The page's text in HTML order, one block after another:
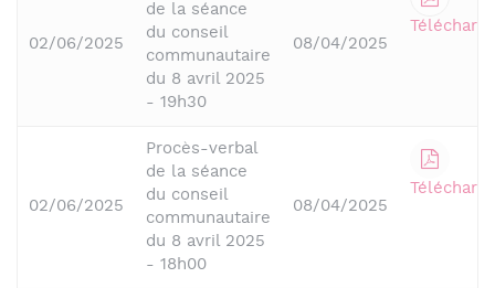
02/06/2025
de la séance
du conseil
communautaire
du 8 avril 2025
- 19h30
08/04/2025
02/06/2025
Procès-verbal
de la séance
du conseil
communautaire
du 8 avril 2025
- 18h00
08/04/2025